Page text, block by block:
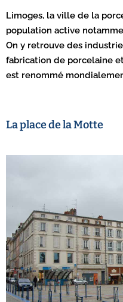
Limoges, la ville de la
population active
On y retrouve des
fabrication de porcelaine
est renommé
La place de la Motte